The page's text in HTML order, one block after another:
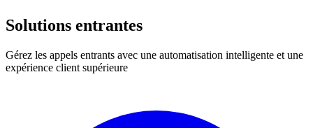
Solutions entrantes
Gérez les appels entrants avec une automatisation intelligente et une
expérience client supérieure